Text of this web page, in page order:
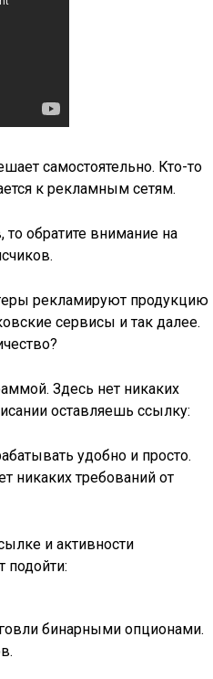
самостоятельно. Кто-то
к рекламным сетям.
обратите внимание на
рекламируют продукцию
сервисы и так далее.
Здесь нет никаких
оставляешь ссылку:
удобно и просто.
никаких требований от
и активности
подойти:
бинарными опционами.